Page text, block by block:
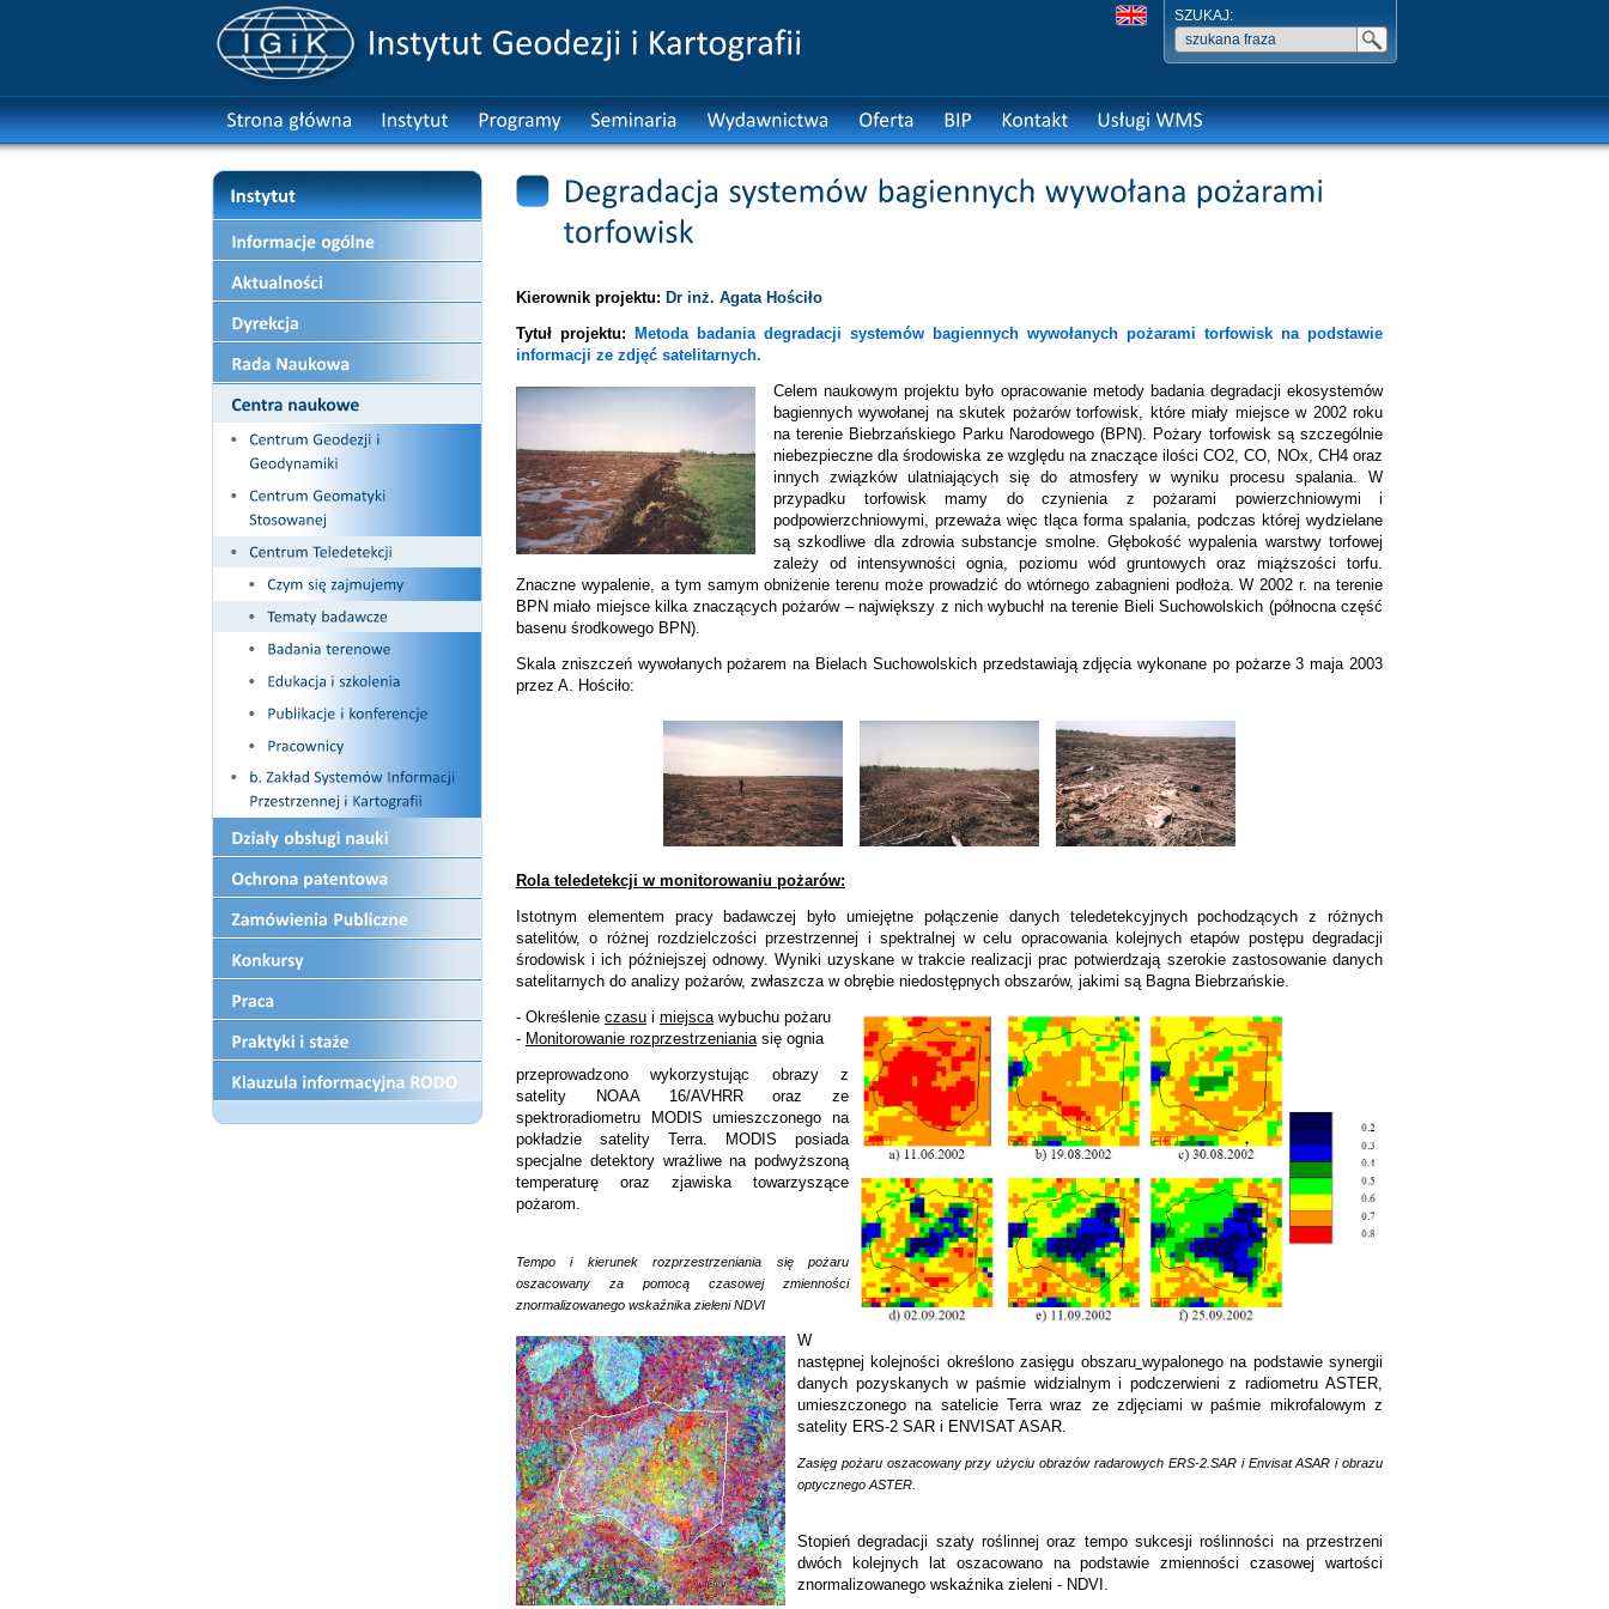
SZUKAJ:
Kierownik projektu: Dr inż. Agata Hościło
Tytuł projektu:
Metoda badania degradacji systemów bagiennych wywołanych pożarami torfowisk na podstawie
informacji ze zdjęć satelitarnych.
Celem naukowym projektu było opracowanie metody badania degradacji ekosystemów
bagiennych wywołanej na skutek pożarów torfowisk, które miały miejsce w 2002 roku
na terenie Biebrzańskiego Parku Narodowego (BPN). Pożary torfowisk są szczególnie
niebezpieczne dla środowiska ze względu na znaczące ilości CO2, CO, NOx, CH4 oraz
innych związków ulatniających się do atmosfery w wyniku procesu spalania. W
przypadku torfowisk mamy do czynienia z pożarami powierzchniowymi i
podpowierzchniowymi, przeważa więc tląca forma spalania, podczas której wydzielane
są szkodliwe dla zdrowia substancje smolne. Głębokość wypalenia warstwy torfowej
zależy od intensywności ognia, poziomu wód gruntowych oraz miąższości torfu.
Znaczne wypalenie, a tym samym obniżenie terenu może prowadzić do wtórnego zabagnieni podłoża. W 2002 r. na terenie
BPN miało miejsce kilka znaczących pożarów – największy z nich wybuchł na terenie Bieli Suchowolskich (północna część
basenu środkowego BPN).
Skala zniszczeń wywołanych pożarem na Bielach Suchowolskich przedstawiają zdjęcia wykonane po pożarze 3 maja 2003
przez A. Hościło:
Rola teledetekcji w monitorowaniu pożarów:
Istotnym elementem pracy badawczej było umiejętne połączenie danych teledetekcyjnych pochodzących z różnych
satelitów, o różnej rozdzielczości przestrzennej i spektralnej w celu opracowania kolejnych etapów postępu degradacji
środowisk i ich późniejszej odnowy. Wyniki uzyskane w trakcie realizacji prac potwierdzają szerokie zastosowanie danych
satelitarnych do analizy pożarów, zwłaszcza w obrębie niedostępnych obszarów, jakimi są Bagna Biebrzańskie.
- Określenie czasu i miejscawybuchu pożaru
- Monitorowanie rozprzestrzenianiasię ognia
przeprowadzono wykorzystując obrazy z
satelity NOAA 16/AVHRR oraz ze
spektroradiometru MODIS umieszczonego na
pokładzie satelity Terra. MODIS posiada
specjalne detektory wrażliwe na podwyższoną
temperaturę oraz zjawiska towarzyszące
pożarom.
Tempo i kierunek rozprzestrzeniania się pożaru
oszacowany za pomocą czasowej zmienności
znormalizowanego wskaźnika zieleni NDVI
W
następnej kolejności określono zasięgu obszaru wypalonego na podstawie synergii
danych pozyskanych w paśmie widzialnym i podczerwieni z radiometru ASTER,
umieszczonego na satelicie Terra wraz ze zdjęciami w paśmie mikrofalowym z
satelity ERS-2 SAR i ENVISAT ASAR.
Zasięg pożaru oszacowany przy użyciu obrazów radarowych ERS-2.SAR i Envisat ASAR i obrazu
optycznego ASTER.
Stopień degradacji szaty roślinnej oraz tempo sukcesji roślinności na przestrzeni
dwóch kolejnych lat oszacowano na podstawie zmienności czasowej wartości
znormalizowanego wskaźnika zieleni - NDVI.